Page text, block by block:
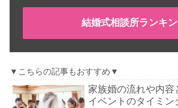
結婚式相談所ランキ
▼こちらの記事もおすすめ▼
家族婚の流れや内
イベントのタイミン